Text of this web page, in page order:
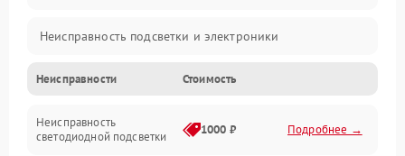
Неисправность подсветки и электроники
Неисправность изображения
Электропитание
Неисправности Стоимость
Неисправность
светодиодной подсветки
1000 ₽ Подробнее →